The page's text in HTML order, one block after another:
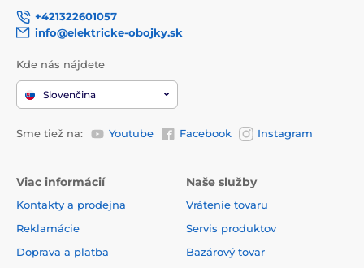
+421322601057
info@elektricke-obojky.sk
Kde nás nájdete
Slovenčina
Sme tiež na: Youtube Facebook Instagram
Viac informácií
Kontakty a prodejna
Reklamácie
Doprava a platba
Naše služby
Vrátenie tovaru
Servis produktov
Bazárový tovar